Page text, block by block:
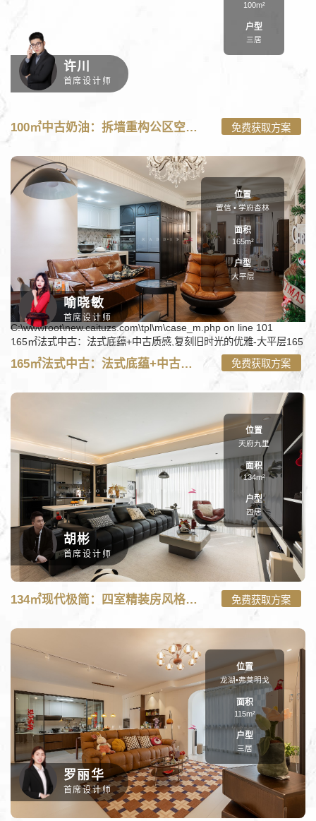
100m²
户型
三居
许川
首席设计师
100㎡中古奶油：拆墙重构公区空间,打造自在松弛生活场 免费获取方案
C:\wwwroot\new.caituzs.com\tpl\m\case_m.php on line 101
165㎡法式中古：法式底蕴+中古质感,复刻旧时光的优雅-大平层165
㎡装修案例" onerror="nofind();" />
位置
置信 • 学府杏林
面积
165m²
户型
大平层
喻晓敏
首席设计师
165㎡法式中古：法式底蕴+中古质感,复刻旧时光的优雅 免费获取方案
C:\wwwroot\new.caituzs.com\tpl\m\case_m.php on line101
134㎡现代极简：四室精装房风格重塑,在黑白灰的家里注入色彩-四
位置
天府九里
面积
134m²
户型
四居
胡彬
首席设计师
134㎡现代极简：四室精装房风格重塑,在黑白灰的家里注入色彩 免费获取方案
位置
龙湖•弗莱明戈
面积
115m²
户型
三居
罗丽华
首席设计师